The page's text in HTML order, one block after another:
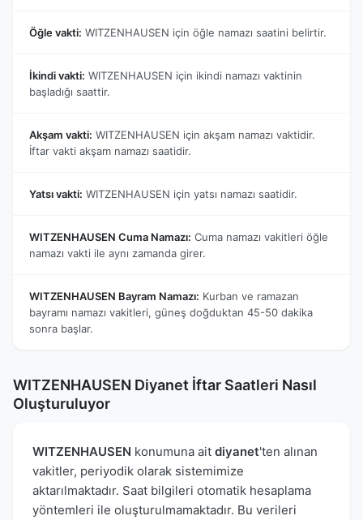
Öğle vakti: WITZENHAUSEN için öğle namazı saatini belirtir.
İkindi vakti: WITZENHAUSEN için ikindi namazı vaktinin
başladığı saattir.
Akşam vakti: WITZENHAUSEN için akşam namazı vaktidir.
İftar vakti akşam namazı saatidir.
Yatsı vakti: WITZENHAUSEN için yatsı namazı saatidir.
WITZENHAUSEN Cuma Namazı: Cuma namazı vakitleri öğle
namazı vakti ile aynı zamanda girer.
WITZENHAUSEN Bayram Namazı: Kurban ve ramazan
bayramı namazı vakitleri, güneş doğduktan 45-50 dakika
sonra başlar.
WITZENHAUSEN Diyanet İftar Saatleri Nasıl
Oluşturuluyor
WITZENHAUSEN konumuna ait diyanet'ten alınan
vakitler, periyodik olarak sistemimize
aktarılmaktadır. Saat bilgileri otomatik hesaplama
yöntemleri ile oluşturulmamaktadır. Bu verileri